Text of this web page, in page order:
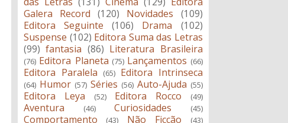
Galera Record
(120) Novidades
(109)
Editora Seguinte
(106) Drama
(102)
Suspense (102) Editora Suma das Letras
(99) fantasia (86) Literatura Brasileira
(76) Editora Planeta (75) Lançamentos (66)
Editora Paralela (65) Editora Intrinseca
(64) Humor (57) Séries (56) Auto-Ajuda (55)
Editora Leya (52) Editora Rocco (49)
Aventura (46) Curiosidades (45)
Comportamento (43) Não Ficção (43)